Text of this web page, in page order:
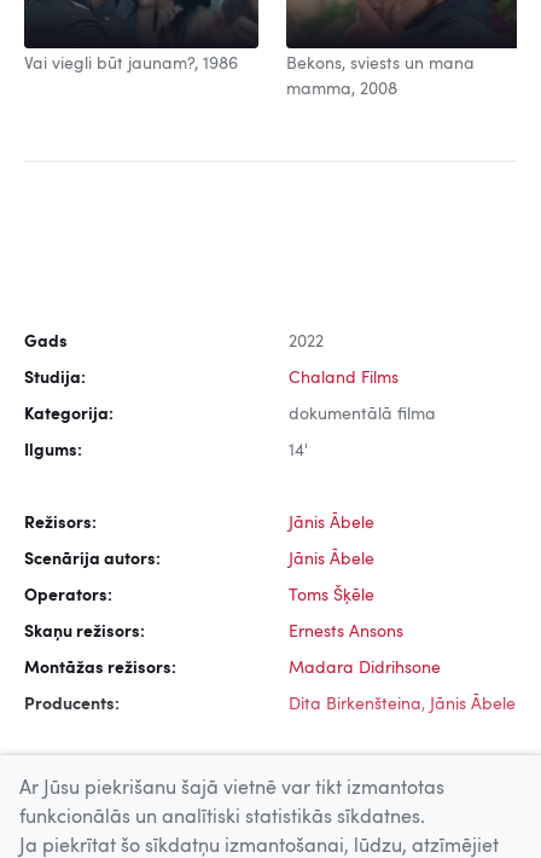
Vai viegli būt jaunam?, 1986
Bekons, sviests un mana
mamma, 2008
Gads 2022
Studija: Chaland Films
Kategorija: dokumentālā filma
Ilgums: 14'
Režisors: Jānis Ābele
Scenārija autors: Jānis Ābele
Operators: Toms Šķēle
Skaņu režisors: Ernests Ansons
Montāžas režisors: Madara Didrihsone
Producents: Dita Birkenšteina, Jānis Ābele
Uz augšu
Ar Jūsu piekrišanu šajā vietnē var tikt izmantotas
funkcionālās un analītiski statistikās sīkdatnes.
Ja piekrītat šo sīkdatņu izmantošanai, lūdzu, atzīmējiet